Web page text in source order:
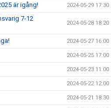
är igång! 2024-05-29 17:30
7-12
2024-05-28 18:20
2024-05-27 16:00
2024-05-25 17:00
2024-05-23 11:00
2024-05-22 12:00
2024-05-21 18:30